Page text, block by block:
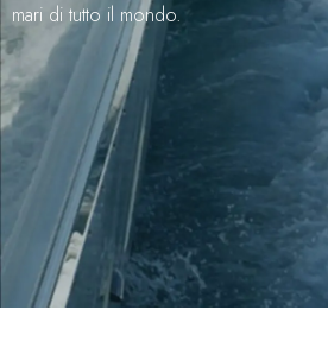
mari di tutto il mondo.